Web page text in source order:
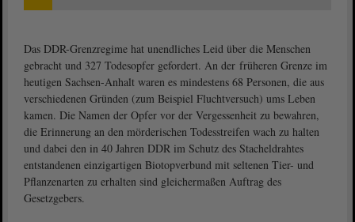
Das DDR-Grenzregime hat unendliches Leid über die Menschen
gebracht und 327 Todesopfer gefordert. An der früheren Grenze im
heutigen Sachsen-Anhalt waren es mindestens 68 Personen, die aus
verschiedenen Gründen (zum Beispiel Fluchtversuch) ums Leben
kamen. Die Namen der Opfer vor der Vergessenheit zu bewahren,
die Erinnerung an den mörderischen Todesstreifen wach zu halten
und dabei den in 40 Jahren DDR im Schutz des Stacheldrahtes
entstandenen einzigartigen Biotopverbund mit seltenen Tier- und
Pflanzenarten zu erhalten sind gleichermaßen Auftrag des
Gesetzgebers.